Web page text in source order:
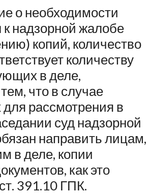
о необходимости
надзорной жалобе
копий, количество
количеству
в деле,
что в случае
для рассмотрения в
суд надзорной
направить лицам,
в деле, копии
как это
391.10 ГПК.